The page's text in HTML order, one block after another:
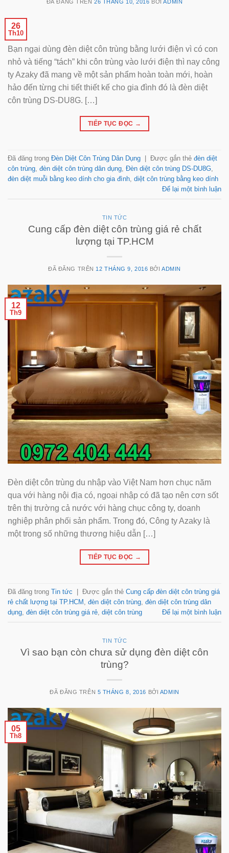
ĐÃ ĐĂNG TRÊN26 THÁNG 10, 2016 BỞIADMIN
26
Th10
Bạn ngại dùng đèn diệt côn trùng bằng lưới điện vì có con
nhỏ và tiếng “tách” khi côn trùng vào lưới điện thì nay công
ty Azaky đã mang về một sản phẩm hoàn toàn mới, hoàn
hảo đến từng chi tiết thiết kế cho gia đình đó là đèn diệt
côn trùng DS-DU8G. […]
TIẾP TỤC ĐỌC →
Đã đăng trong Đèn Diệt Côn Trùng Dân Dụng Được gắn thẻ đèn diệt
côn trùng đèn diệt côn trùng dân dụng Đèn diệt côn trùng DS-DU8G
đèn diệt muỗi bằng keo dính cho gia đình diệt côn trùng bằng keo dính
Để lại một bình luận
TIN TỨC
Cung cấp đèn diệt côn trùng giá rẻ chất
lượng tại TP.HCM
ĐÃ ĐĂNG TRÊN 12 THÁNG 9, 2016 BỞIADMIN
12
Th9
Đèn diệt côn trùng du nhập vào Việt Nam hơn chục năm
qua với hàng nội địa có, ngoại nhập có đã tạo nên cơn sốt
trên thị trường cả nước với hàng chục công ty, doanh
nghiệp phân phối sản phẩm. Trong đó, Công ty Azaky là
một trong số những thương hiệu dẫn […]
TIẾP TỤC ĐỌC →
Đã đăng trong Tin tức Được gắn thẻ Cung cấp đèn diệt côn trùng giá
rẻ chất lượng tại TP.HCM
đèn diệt côn trùng đèn diệt côn trùng dân
dụng đèn diệt côn trùng giá rẻ diệt côn trùng Để lại một bình luận
TIN TỨC
Vì sao bạn còn chưa sử dụng đèn diệt côn
trùng?
ĐÃ ĐĂNG TRÊN 5 THÁNG 8, 2016 BỞI ADMIN
05
Th8